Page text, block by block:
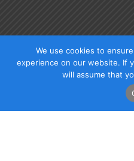
Copyright
We use cookies to
experience on our website. If
will assume that